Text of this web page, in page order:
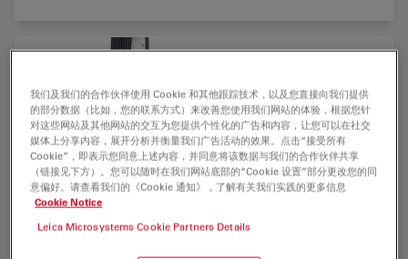
我们及我们的合作伙伴使用 Cookie 和其他跟踪技术，以及您直接向我们提供
的部分数据（比如，您的联系方式）来改善您使用我们网站的体验，根据您针
对这些网站及其他网站的交互为您提供个性化的广告和内容，让您可以在社交
媒体上分享内容，展开分析并衡量我们广告活动的效果。点击“接受所有
Cookie”，即表示您同意上述内容，并同意将该数据与我们的合作伙伴共享
（链接见下方）。您可以随时在我们网站底部的“Cookie 设置”部分更改您的同
意偏好。请查看我们的《Cookie 通知》，了解有关我们实践的更多信息
Cookie Notice
Leica Microsystems Cookie Partners Details